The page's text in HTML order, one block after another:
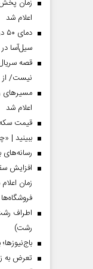
زمان پخش
اعلام شد
سیل‌آسا در ۳ استان
قصه
نیست/ از
مسیر‌های
اعلام شد
قیمت سکه و طلا
ببینید |
رسانه‌های
افزایش
زمان
فروشگاه‌ها
اطراف
رشت)
تعرض به